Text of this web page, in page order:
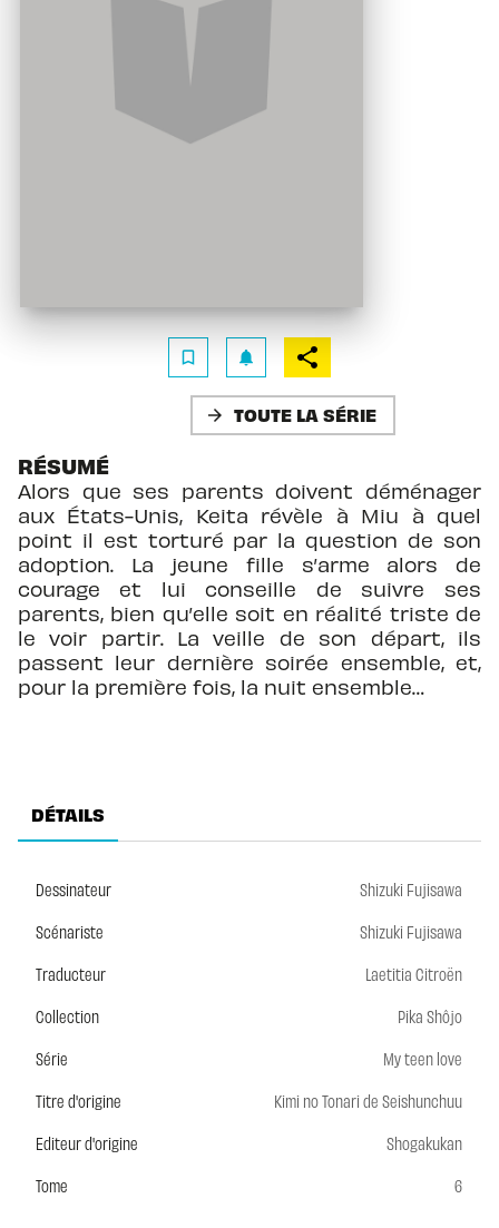
bookmark_border notifications
arrow_forward TOUTE LA SÉRIE
RÉSUMÉ
Alors que ses parents doivent déménager
aux États-Unis, Keita révèle à Miu à quel
point il est torturé par la question de son
adoption. La jeune fille s’arme alors de
courage et lui conseille de suivre ses
parents, bien qu’elle soit en réalité triste de
le voir partir. La veille de son départ, ils
passent leur dernière soirée ensemble, et,
pour la première fois, la nuit ensemble…
DÉTAILS
Dessinateur
Shizuki Fujisawa
Scénariste
Shizuki Fujisawa
Traducteur
Laetitia Citroën
Collection
Pika Shôjo
Série
My teen love
Titre d'origine
Kimi no Tonari de Seishunchuu
Editeur d'origine
Shogakukan
Tome
6